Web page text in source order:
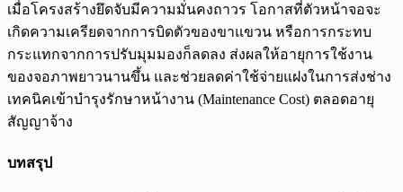
เมื่อโครงสร้างยึดจับมีความมั่นคงถาวร โอกาสที่ตัวหน้าจอจะ
เกิดความเครียดจากการบิดตัวของขาแขวน หรือการกระทบ
กระแทกจากการปรับมุมมองก็ลดลง ส่งผลให้อายุการใช้งาน
ของจอภาพยาวนานขึ้น และช่วยลดค่าใช้จ่ายแฝงในการส่งช่าง
เทคนิคเข้าบำรุงรักษาหน้างาน (Maintenance Cost) ตลอดอายุ
สัญญาจ้าง
บทสรุป